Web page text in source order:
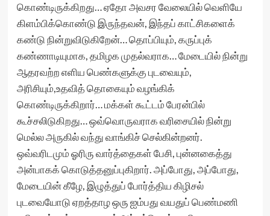
கொண்டிருக்கிறது… ஏதோ அவசர வேலையில் வெளியே
கிளம்பிக்கொண்டு இருந்தவன், இந்தப் காட்சிகளைக்
கண்டு நின்றுவிடுகிறேன்… தொப்பியும், கருப்புக்
கண்ணாடியுமாக, தமிழக முதல்வராக… மேடையில் நின்று
ஆதரவற்ற எளிய பெண்களுக்கு புடவையும்,
அரிசியும்,உதவித் தொகையும் வழங்கிக்
கொண்டிருக்கிறார்… மக்கள் கூட்டம் பேரன்பில்
கூச்சலிடுகிறது… ஒவ்வொருவராக வரிசையில் நின்று
மெல்ல அருகில் வந்து வாங்கிச் செல்கின்றனர்.
ஒவ்வரிடமும் ஓரிரு வார்த்தைகள் பேசி, புன்னகைத்து
அன்பாகக் கொடுத்தனுப்புகிறார். அப்போது, அப்போது,
மேடையின் கீழே, இழுத்துப் போர்த்திய கிழிசல்
புடவையோடு ஏறத்தாழ ஒரு ஐம்பது வயதுப் பெண்மணி